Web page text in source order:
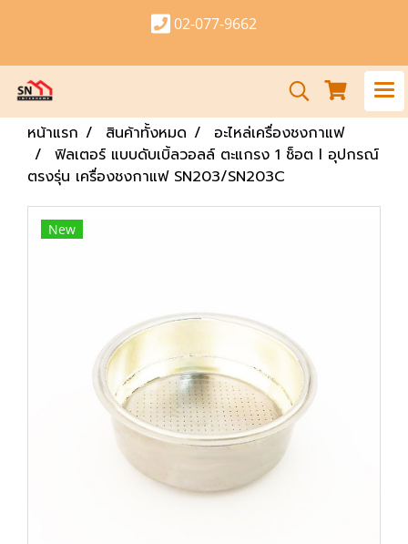
02-077-9662
หน้าแรก สินค้าทั้งหมด
อะไหล่เครื่องชงกาแฟ
ฟิลเตอร์ แบบดับเบิ้ลวอลล์ ตะแกรง 1 ช็อต l อุปกรณ์
ตรงรุ่น เครื่องชงกาแฟ SN203/SN203C
New